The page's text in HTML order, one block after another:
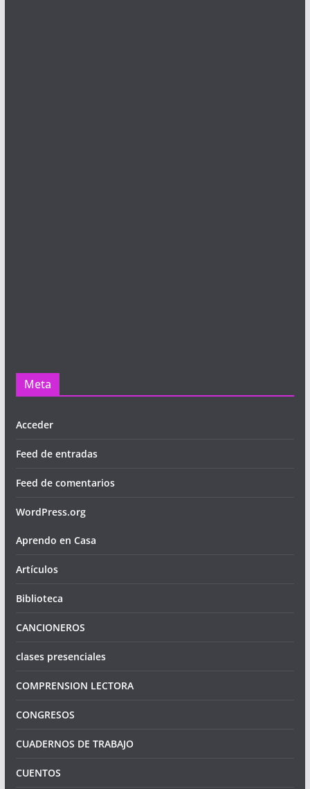
Meta
Acceder
Feed de entradas
Feed de comentarios
WordPress.org
Aprendo en Casa
Artículos
Biblioteca
CANCIONEROS
clases presenciales
COMPRENSION LECTORA
CONGRESOS
CUADERNOS DE TRABAJO
CUENTOS